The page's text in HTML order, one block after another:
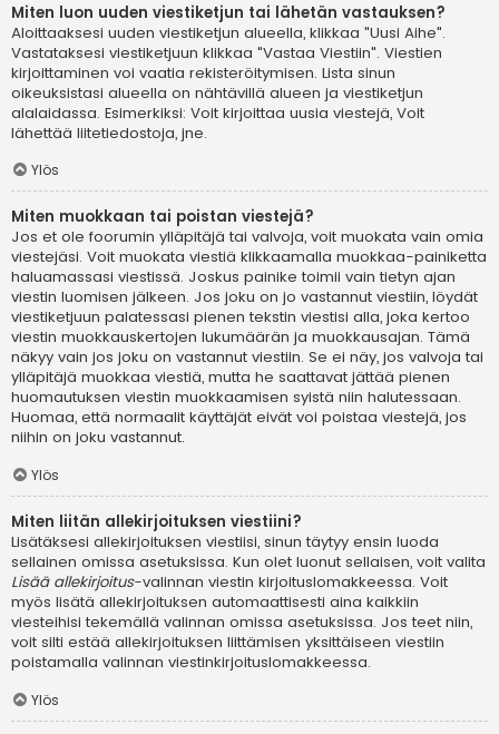
Miten luon uuden viestiketjun tai lähetän vastauksen?
Aloittaaksesi uuden viestiketjun alueella, klikkaa "Uusi Aihe".
Vastataksesi viestiketjuun klikkaa "Vastaa Viestiin". Viestien
kirjoittaminen voi vaatia rekisteröitymisen. Lista sinun
oikeuksistasi alueella on nähtävillä alueen ja viestiketjun
alalaidassa. Esimerkiksi: Voit kirjoittaa uusia viestejä, Voit
lähettää liitetiedostoja, jne.
Ylös
Miten muokkaan tai poistan viestejä?
Jos et ole foorumin ylläpitäjä tai valvoja, voit muokata vain omia
viestejäsi. Voit muokata viestiä klikkaamalla muokkaa-painiketta
haluamassasi viestissä. Joskus painike toimii vain tietyn ajan
viestin luomisen jälkeen. Jos joku on jo vastannut viestiin, löydät
viestiketjuun palatessasi pienen tekstin viestisi alla, joka kertoo
viestin muokkauskertojen lukumäärän ja muokkausajan. Tämä
näkyy vain jos joku on vastannut viestiin. Se ei näy, jos valvoja tai
ylläpitäjä muokkaa viestiä, mutta he saattavat jättää pienen
huomautuksen viestin muokkaamisen syistä niin halutessaan.
Huomaa, että normaalit käyttäjät eivät voi poistaa viestejä, jos
niihin on joku vastannut.
Ylös
Miten liitän allekirjoituksen viestiini?
Lisätäksesi allekirjoituksen viestiisi, sinun täytyy ensin luoda
sellainen omissa asetuksissa. Kun olet luonut sellaisen, voit valita
Lisää allekirjoitus-valinnan viestin kirjoituslomakkeessa. Voit
myös lisätä allekirjoituksen automaattisesti aina kaikkiin
viesteihisi tekemällä valinnan omissa asetuksissa. Jos teet niin,
voit silti estää allekirjoituksen liittämisen yksittäiseen viestiin
poistamalla valinnan viestinkirjoituslomakkeessa.
Ylös